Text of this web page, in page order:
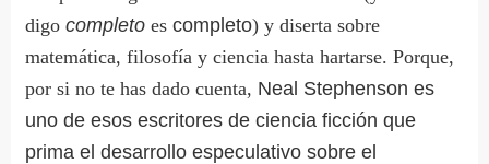
digocompleto escompleto) y diserta sobre
matemática, filosofía y ciencia hasta hartarse. Porque,
por si no te has dado cuenta, Neal Stephenson es
uno de esos escritores de ciencia ficción que
prima el desarrollo especulativo sobre el